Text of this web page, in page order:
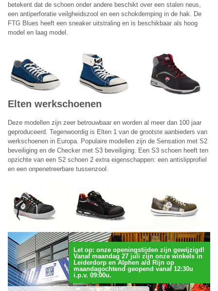
betekent dat de schoen onder andere beschikt over een stalen neus,
een antiperforatie veilgheidszool en een schokdemping in de hak. De
FTG Blues heeft een sneaker uitstraling en is beschikbaar als hoog
model en laag model.
Elten werkschoenen
Deze modellen zijn zeer betrouwbaar en worden al meer dan 100 jaar
geproduceerd. Tegenwoordig is Elten 1 van de grootste aanbieders van
werkschoenen in Europa. Populaire modellen zijn de Sensation met S2
beveiliging en de Checker met S3 beveiliging. Een S3 schoen heeft ten
opzichte van een S2 schoen 2 extra eigenschappen: een antislipprofiel
en een onpenetreerbare tussenzool.
Let op: onze openingstijden zijn gewijzigd!
Vanaf maandag 27 juli zijn onze winkels in
Leiderdorp en Alphen a/d Rijn op
maandagochtend geopend vanaf 12:30u
i.p.v. 09:00u.